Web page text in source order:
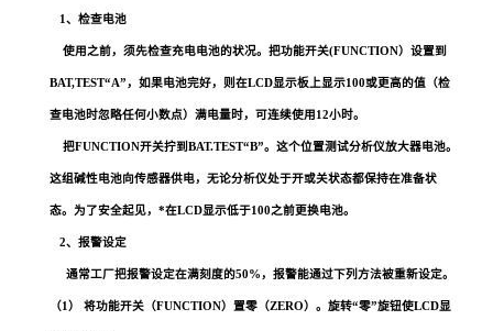
1、检查电池
使用之前，须先检查充电电池的状况。把功能开关(FUNCTION）设置到
BAT,TEST“A” ，如果电池完好，则在LCD显示板上显示100或更高的值（检
查电池时忽略任何小数点）满电量时，可连续使用12小时。
把FUNCTION开关拧到BAT.TEST“B”。这个位置测试分析仪放大器电池。
这组碱性电池向传感器供电，无论分析仪处于开或关状态都保持在准备状
态。为了安全起见，*在LCD显示低于100之前更换电池。
2、报警设定
通常工厂把报警设定在满刻度的50%，报警能通过下列方法被重新设定。
（1） 将功能开关（FUNCTION）置零（ZERO）。旋转“零”旋钮使LCD显